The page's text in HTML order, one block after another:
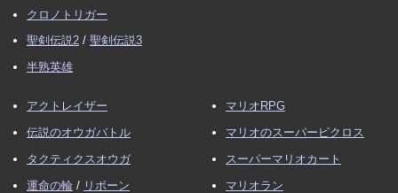
クロノトリガー
聖剣伝説2 / 聖剣伝説3
半熟英雄
アクトレイザー
伝説のオウガバトル
タクティクスオウガ
運命の輪 / リボーン
マリオRPG
マリオのスーパーピクロス
スーパーマリオカート
マリオラン